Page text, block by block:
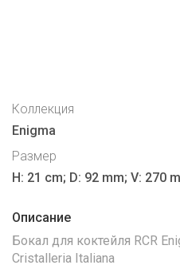
Коллекция
Enigma
Размер
H: 21 cm; D: 92 mm; V: 270
Описание
Бокал для коктейля RCR
Cristalleria Italiana